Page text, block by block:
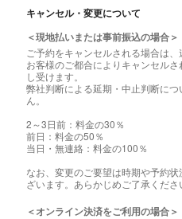
キャンセル・変更について
＜現地払いまたは事前振込の場合＞
ご予約をキャンセルされる場合は、
お客様のご都合によりキャンセル
し受けます。
弊社判断による延期・中止判断に
ん。
2～3日前：料金の30％
前日：料金の50％
当日・無連絡：料金の100％
なお、変更のご要望は時期や予約
ざいます。あらかじめご了承くださ
＜オンライン決済をご利用の場合＞